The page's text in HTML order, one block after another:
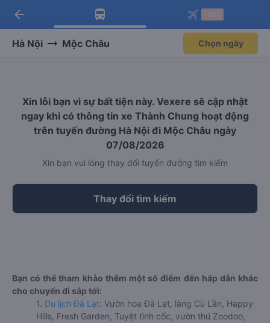
Tải app Vexere ngay!
Nhận ưu đãi thành viên độc
Mở app
Tải app Vexere
-30k/ghế khi đặt vé máy bay qua
Mở app
arrow_back
Hà Nội Mộc Châu Chọn ngày
Xin lỗi bạn vì sự bất tiện này. Vexere sẽ cập nhật
ngay khi có thông tin xe Thành Chung hoạt động
trên tuyến đường Hà Nội đi Mộc Châu ngày
07/08/2026
Xin bạn vui lòng thay đổi tuyến đường tìm kiếm
Thay đổi tìm kiếm
Bạn có thể tham khảo thêm một số điểm đến hấp dẫn khác
cho chuyến đi sắp tới:
1. Du lịch Đà Lạt: Vườn hoa Đà Lạt, làng Cù Lần, Happy
Hills, Fresh Garden, Tuyệt tình cốc, vườn thú Zoodoo,